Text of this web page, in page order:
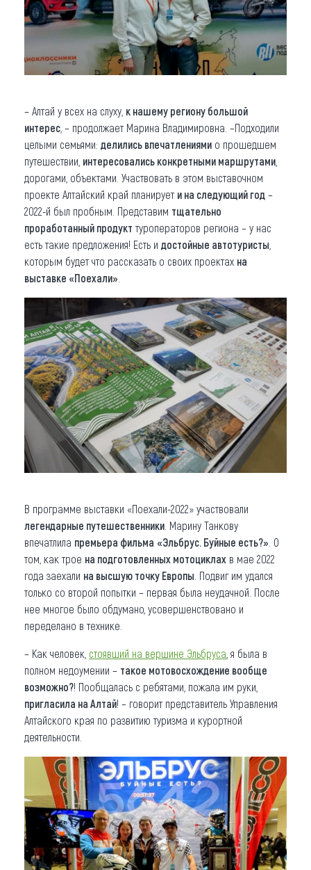
– Алтай у всех на слуху, к нашему региону большой
интерес , – продолжает Марина Владимировна. –Подходили
целыми семьями: делились впечатлениями о прошедшем
путешествии, интересовались конкретными маршрутами
дорогами, объектами. Участвовать в этом выставочном
проекте Алтайский край планирует и на следующий год –
2022-й был пробным. Представим тщательно
проработанный продукт туроператоров региона – у нас
есть такие предложения! Есть и достойные автотуристы
которым будет что рассказать о своих проектах на
выставке «Поехали»
В программе выставки «Поехали-2022» участвовали
легендарные путешественники . Марину Танкову
впечатлила премьера фильма «Эльбрус. Буйные есть?» . О
том, как трое на подготовленных мотоциклах в мае 2022
года заехали на высшую точку Европы . Подвиг им удался
только со второй попытки – первая была неудачной. После
нее многое было обдумано, усовершенствовано и
переделано в технике.
– Как человек, стоявший на вершине Эльбруса , я была в
полном недоумении – такое мотовосхождение вообще
возможно?! Пообщалась с ребятами, пожала им руки,
пригласила на Алтай! – говорит представитель Управления
Алтайского края по развитию туризма и курортной
деятельности.